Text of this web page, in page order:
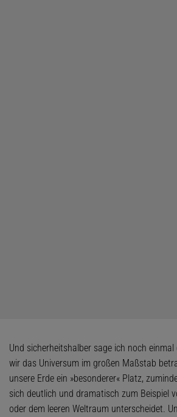
Und sicherheitshalber sage ich noch einmal
wir das Universum im großen Maßstab
unsere Erde ein »besonderer« Platz,
sich deutlich und dramatisch zum Beispiel
oder dem leeren Weltraum unterscheidet.